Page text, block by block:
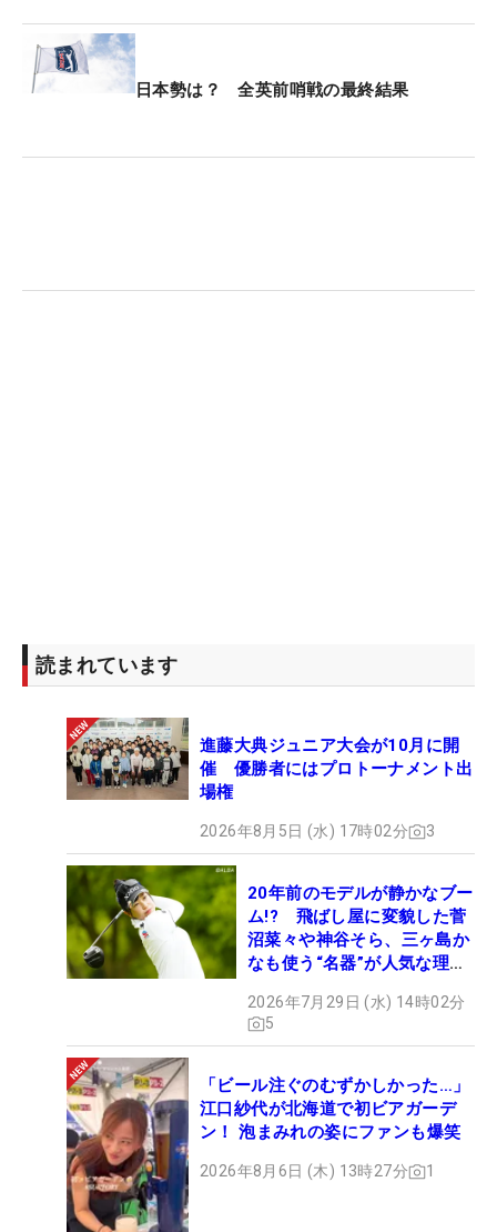
今回は快挙を逃したが、一ノ瀬はママさんVへの意
欲を強くしている。「次はレギュラーツアーでの優
日本勢は？ 全英前哨戦の最終結果
読まれています
進藤大典ジュニア大会が10月に開
催 優勝者にはプロトーナメント出
場権
2026年8月5日 (水) 17時02分 3
20年前のモデルが静かなブー
ム!? 飛ばし屋に変貌した菅
沼菜々や神谷そら、三ヶ島か
なも使う“名器”が人気な理由
ギア”】
2026年7月29日 (水) 14時02分
5
「ビール注ぐのむずかしかった…」
江口紗代が北海道で初ビアガーデ
ン！ 泡まみれの姿にファンも爆笑
2026年8月6日 (木) 13時27分 1